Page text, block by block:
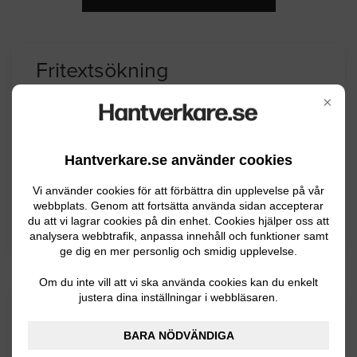
×
Hantverkare.se använder cookies
Vi använder cookies för att förbättra din upplevelse på vår
webbplats. Genom att fortsätta använda sidan accepterar
du att vi lagrar cookies på din enhet. Cookies hjälper oss att
analysera webbtrafik, anpassa innehåll och funktioner samt
ge dig en mer personlig och smidig upplevelse.
Om du inte vill att vi ska använda cookies kan du enkelt
justera dina inställningar i webbläsaren.
BARA NÖDVÄNDIGA
Fritextsökning
fältet nedan.
Filtrering